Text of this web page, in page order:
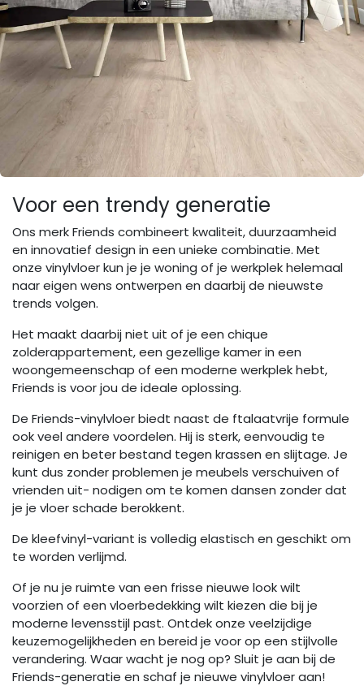
Voor een trendy generatie
Ons merk Friends combineert kwaliteit, duurzaamheid
en innovatief design in een unieke combinatie. Met
onze vinylvloer kun je je woning of je werkplek helemaal
naar eigen wens ontwerpen en daarbij de nieuwste
trends volgen.
Het maakt daarbij niet uit of je een chique
zolderappartement, een gezellige kamer in een
woongemeenschap of een moderne werkplek hebt,
Friends is voor jou de ideale oplossing.
De Friends-vinylvloer biedt naast de ftalaatvrije formule
ook veel andere voordelen. Hij is sterk, eenvoudig te
reinigen en beter bestand tegen krassen en slijtage. Je
kunt dus zonder problemen je meubels verschuiven of
vrienden uit- nodigen om te komen dansen zonder dat
je je vloer schade berokkent.
De kleefvinyl-variant is volledig elastisch en geschikt om
te worden verlijmd.
Of je nu je ruimte van een frisse nieuwe look wilt
voorzien of een vloerbedekking wilt kiezen die bij je
moderne levensstijl past. Ontdek onze veelzijdige
keuzemogelijkheden en bereid je voor op een stijlvolle
verandering. Waar wacht je nog op? Sluit je aan bij de
Friends-generatie en schaf je nieuwe vinylvloer aan!